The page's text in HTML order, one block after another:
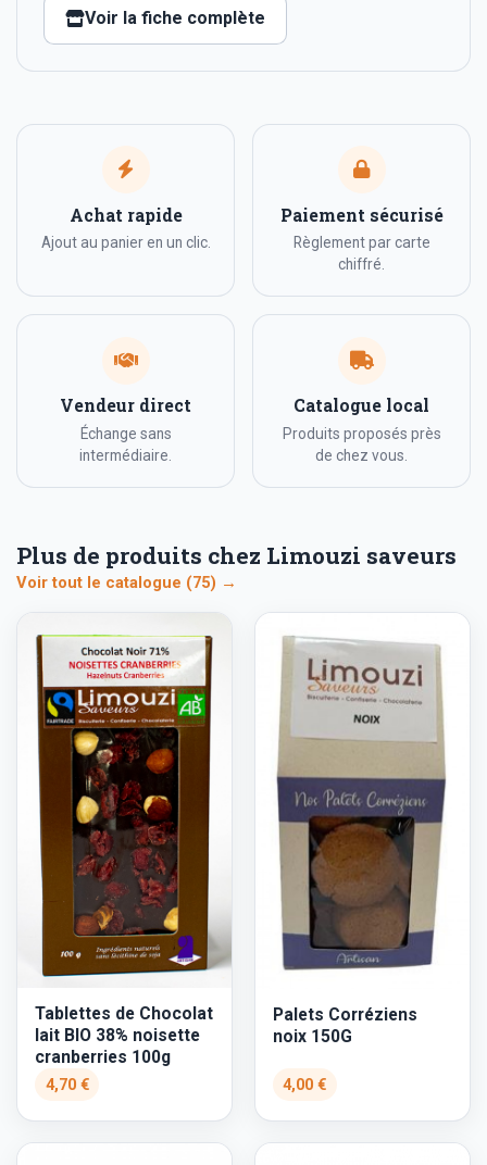
Voir la fiche complète
Achat rapide
Ajout au panier en un clic.
Paiement sécurisé
Règlement par carte
chiffré.
Vendeur direct
Échange sans
intermédiaire.
Catalogue local
Produits proposés près
de chez vous.
Plus de produits chez Limouzi saveurs
Voir tout le catalogue (75) →
Tablettes de Chocolat
lait BIO 38% noisette
cranberries 100g
4,70 €
Palets Corréziens
noix 150G
4,00 €